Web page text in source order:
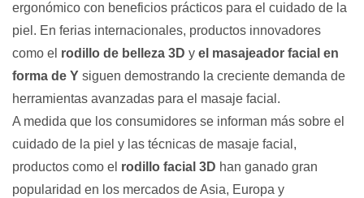
ergonómico con beneficios prácticos para el cuidado de la
piel. En ferias internacionales, productos innovadores
como el rodillo de belleza 3D y el masajeador facial en
forma de Y siguen demostrando la creciente demanda de
herramientas avanzadas para el masaje facial.
A medida que los consumidores se informan más sobre el
cuidado de la piel y las técnicas de masaje facial,
productos como el rodillo facial 3D han ganado gran
popularidad en los mercados de Asia, Europa y